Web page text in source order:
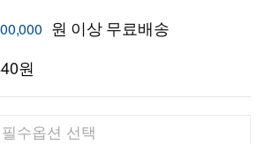
원 이상 무료배송
원